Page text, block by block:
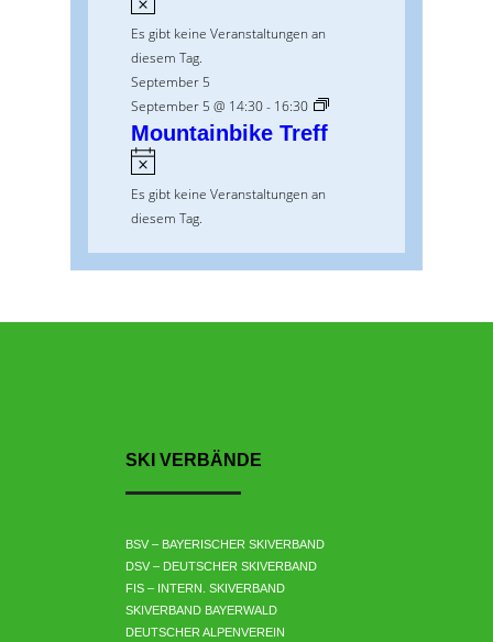
e
i
s
n
s
Es gibt keine Veranstaltungen an
diesem Tag.
September 5
September 5 @ 14:30- 16:30
Mountainbike Treff
n
e
Es gibt keine Veranstaltungen an
diesem Tag.
SKI VERBÄNDE
BSV – BAYERISCHER SKIVERBAND
DSV – DEUTSCHER SKIVERBAND
FIS – INTERN. SKIVERBAND
SKIVERBAND BAYERWALD
DEUTSCHER ALPENVEREIN